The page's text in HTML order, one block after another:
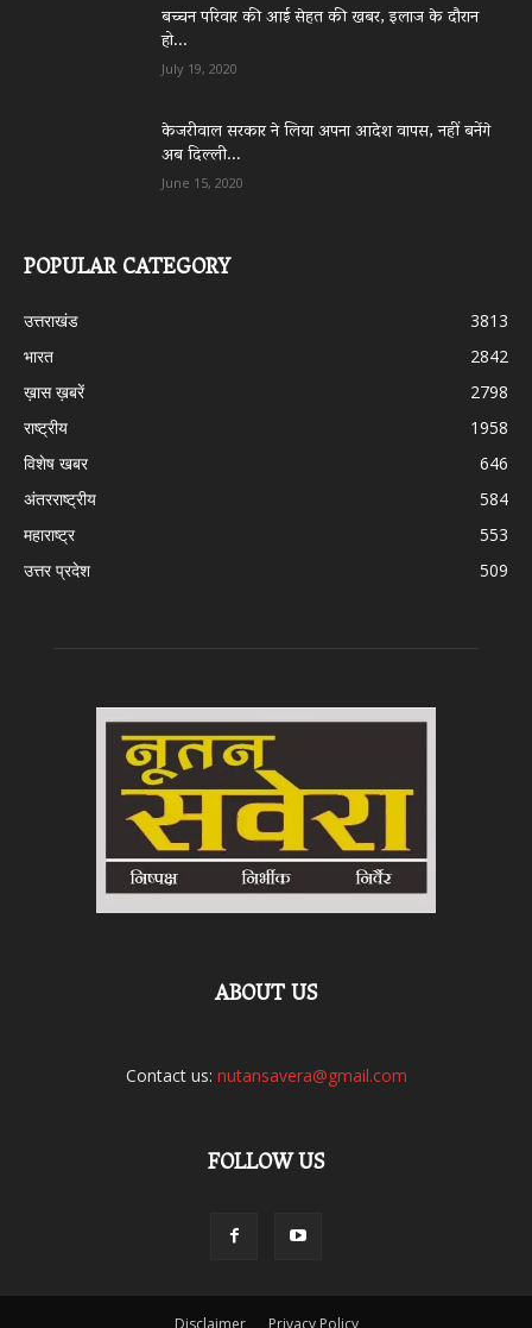
बच्चन परिवार की आई सेहत की खबर, इलाज के दौरान
हो...
July 19, 2020
केजरीवाल सरकार ने लिया अपना आदेश वापस, नहीं बनेंगे
अब दिल्ली...
June 15, 2020
POPULAR CATEGORY
उत्तराखंड
3813
भारत
2842
ख़ास ख़बरें
2798
राष्ट्रीय
1958
विशेष खबर
646
अंतरराष्ट्रीय
584
महाराष्ट्र
553
उत्तर प्रदेश
509
ABOUT US
Contact us: nutansavera@gmail.com
FOLLOW US
Disclaimer Privacy Policy